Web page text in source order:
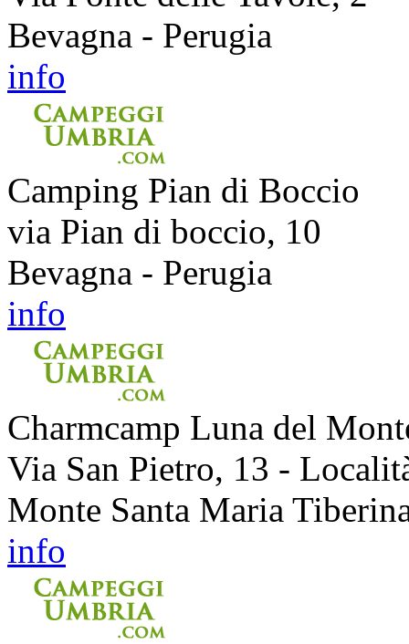
Bevagna - Perugia
info
Camping Pian di Boccio
via Pian di boccio, 10
Bevagna - Perugia
info
Charmcamp Luna del
Via San Pietro, 13 -
Monte Santa Maria
info